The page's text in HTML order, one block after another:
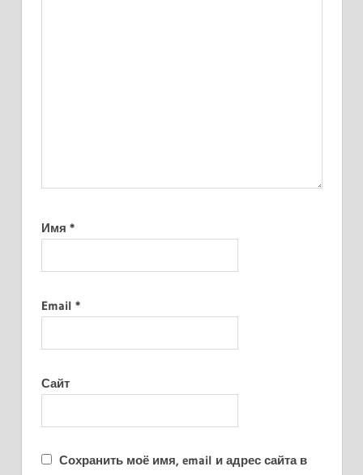
Имя *
Email *
Сайт
Сохранить моё имя, email и адрес сайта в